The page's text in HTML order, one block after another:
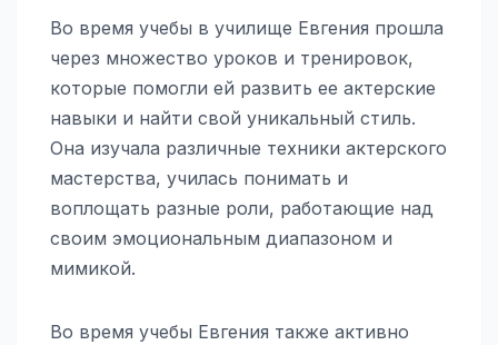
Во время учебы в училище Евгения прошла
через множество уроков и тренировок,
которые помогли ей развить ее актерские
навыки и найти свой уникальный стиль.
Она изучала различные техники актерского
мастерства, училась понимать и
воплощать разные роли, работающие над
своим эмоциональным диапазоном и
мимикой.
Во время учебы Евгения также активно